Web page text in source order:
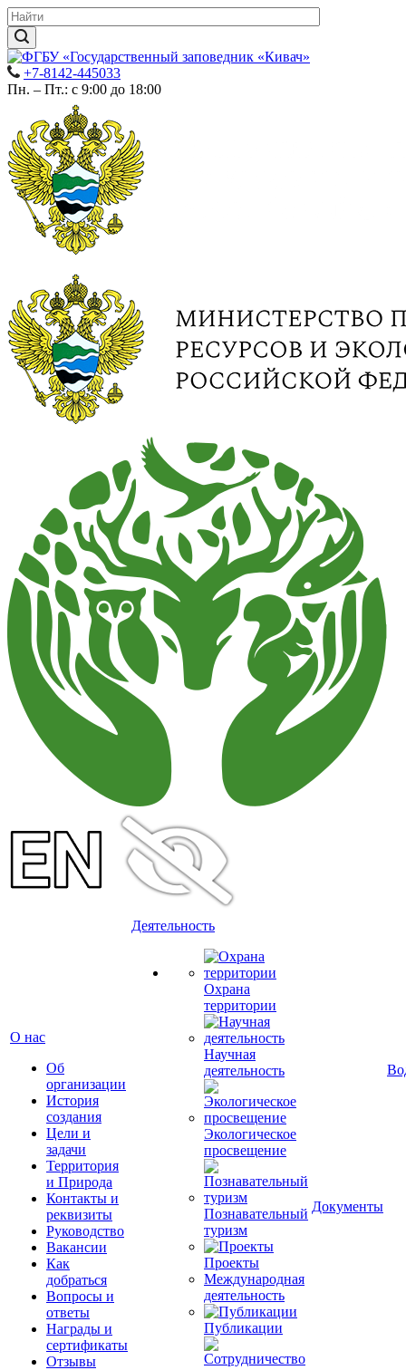
+7-8142-445033
Пн. – Пт.: с 9:00 до 18:00
О нас
Об
организации
История
создания
Цели и
задачи
Территория
и Природа
Контакты и
реквизиты
Руководство
Вакансии
Как
добраться
Вопросы и
ответы
Награды и
сертификаты
Отзывы
Деятельность
Охрана
территории
Научная
деятельность
Экологическое
просвещение
Познавательный
туризм
Проекты
Международная
деятельность
Публикации
Документы